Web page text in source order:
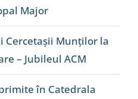
Major
Cercetașii Munților la
– Jubileul ACM
în Catedrala